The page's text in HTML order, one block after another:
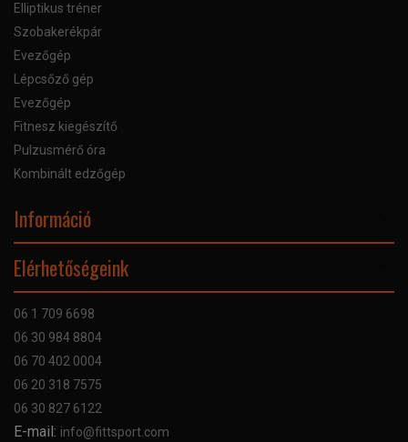
Elliptikus tréner
Szobakerékpár
Evezőgép
Lépcsőző gép
Evezőgép
Fitnesz kiegészítő
Pulzusmérő óra
Kombinált edzőgép
Információ
Bankkártyás fizetés
Elérhetőségeink
06 1 709 6698
06 30 984 8804
06 70 402 0004
06 20 318 7575
06 30 827 6122
E-mail: info@fittsport.com